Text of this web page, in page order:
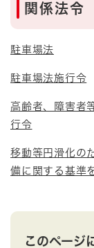
関係法令
駐車場法
駐車場法施行令
高齢者、障害者
行令
移動等円滑化の
備に関する基準
このページ